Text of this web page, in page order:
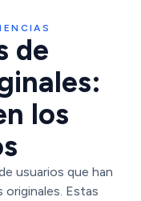
de
los
usuarios que han
Estas